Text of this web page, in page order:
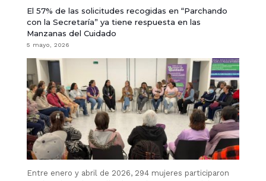
El 57% de las solicitudes recogidas en “Parchando
con la Secretaría” ya tiene respuesta en las
Manzanas del Cuidado
5 mayo, 2026
Entre enero y abril de 2026, 294 mujeres participaron